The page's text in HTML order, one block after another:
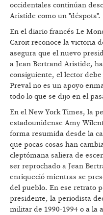
occidentales continúan
Aristide como un "déspota".
En el diario francés Le
Caroit reconoce la victoria
asegura que el nuevo
a Jean Bertrand Aristide,
consiguiente, el lector
Preval no es un apoyo
todo lo que se dijo en el
En el New York Times, la
estadounidense Amy
forma resumida desde la
que pocas cosas han
cleptómana saliera de
ser reprochado a Jean
enriqueció mientras se
del pueblo. En ese retrato
presidente, la periodista
militar de 1990-1994 o a la